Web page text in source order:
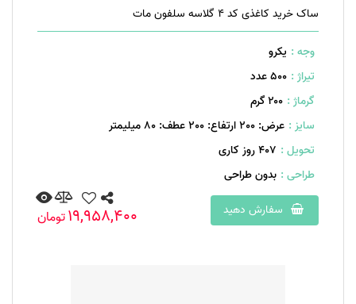
ساک خرید کاغذی کد 4 گلاسه سلفون مات
وجه : یکرو
تیراژ : 500 عدد
گرماژ : ۲۰۰ گرم
سایز : عرض: 200 ارتفاع: 200 عطف: 80 میلیمتر
تحویل : 407 روز کاری
طراحی : بدون طراحی
سفارش دهید
19,958,400تومان